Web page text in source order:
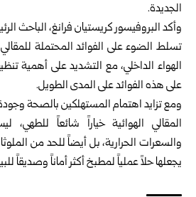
الجديدة.
وأكد البروفيسور كريستيان فرانغ، الباحث
تسلط الضوء على الفوائد المحتملة
الهواء الداخلي، مع التشديد على أهمية
على هذه الفوائد على المدى الطويل.
ومع تزايد اهتمام المستهلكين بالصحة
المقالي الهوائية خياراً شائعاً
والسعرات الحرارية، بل أيضاً للحد من
يجعلها حلاً عملياً لمطبخ أكثر أماناً وصديقاً